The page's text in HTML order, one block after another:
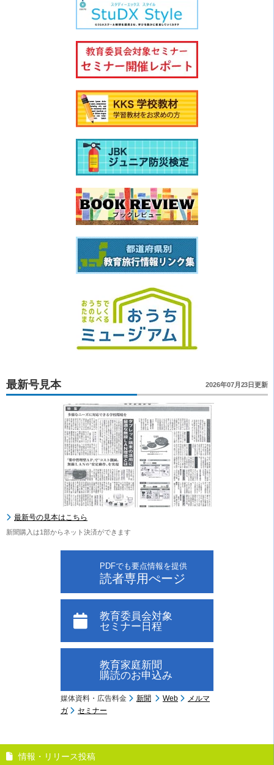
最新号見本 2026年07月23日更新
最新号の見本はこちら
新聞購入は1部からネット決済ができます
PDFでも要点情報を提供
読者専用ぺージ
教育委員会対象
セミナー日程
教育家庭新聞
購読のお申込み
媒体資料・広告料金 新聞 Web
メルマ
ガ
セミナー
情報・リリース投稿